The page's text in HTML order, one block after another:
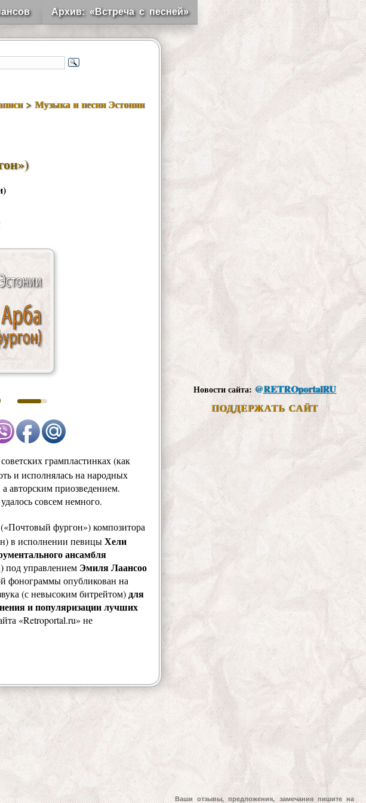
Архив: «Встреча с песней»
> Музыка и песни Эстонии
грампластинках (как
и исполнялась на народных
авторским приозведением.
совсем немного.
(«Почтовый фургон») композитора
в исполнении певицыХели
ансамбля
под управлением Эмиля Лаансоо
фонограммы опубликован на
(с невысоким битрейтом)для
и популяризации лучших
«Retroportal.ru» не
Новости сайта:@RETROportalRU
ПОДДЕРЖАТЬ САЙТ
Ваши отзывы, предложения, замечания пишите на